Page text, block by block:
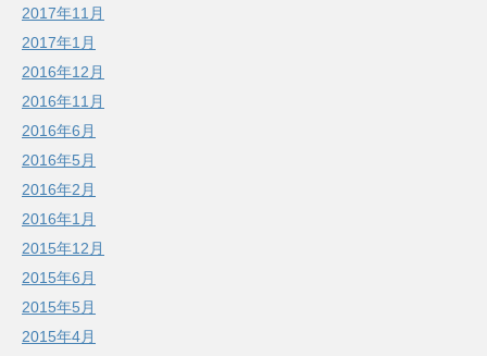
2017年11月
2017年1月
2016年12月
2016年11月
2016年6月
2016年5月
2016年2月
2016年1月
2015年12月
2015年6月
2015年5月
2015年4月